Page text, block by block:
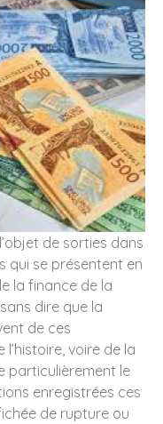
de sorties dans
qui se présentent en
la finance de la
dire que la
de ces
voire de la
particulièrement le
enregistrées ces
de rupture ou